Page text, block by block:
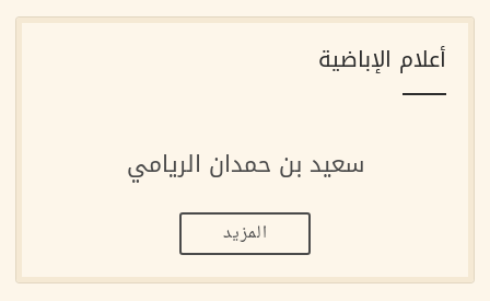
أعلام الإباضية
سعيد بن حمدان الريامي
المزيد